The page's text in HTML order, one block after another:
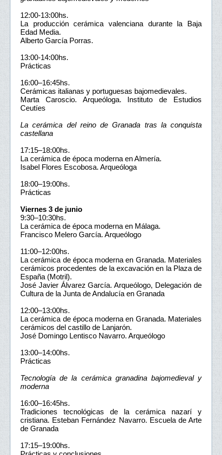
12:00-13:00hs.
La producción cerámica valenciana durante la Baja
Edad Media.
Alberto García Porras.
13:00-14:00hs.
Prácticas
16:00–16:45hs.
Cerámicas italianas y portuguesas bajomedievales.
Marta Caroscio. Arqueóloga. Instituto de Estudios
Ceutíes
La cerámica del reino de Granada tras la conquista
castellana
17:15–18:00hs.
La cerámica de época moderna en Almería.
Isabel Flores Escobosa. Arqueóloga
18:00–19:00hs.
Prácticas
Viernes 3 de junio
9:30–10:30hs.
La cerámica de época moderna en Málaga.
Francisco Melero García. Arqueólogo
11:00–12:00hs.
La cerámica de época moderna en Granada. Materiales
cerámicos procedentes de la excavación en la Plaza de
España (Motril).
José Javier Álvarez García. Arqueólogo, Delegación de
Cultura de la Junta de Andalucía en Granada
12:00–13:00hs.
La cerámica de época moderna en Granada. Materiales
cerámicos del castillo de Lanjarón.
José Domingo Lentisco Navarro. Arqueólogo
13:00–14:00hs.
Prácticas
Tecnología de la cerámica granadina bajomedieval y
moderna
16:00–16:45hs.
Tradiciones tecnológicas de la cerámica nazarí y
cristiana. Esteban Fernández Navarro. Escuela de Arte
de Granada
17:15–19:00hs.